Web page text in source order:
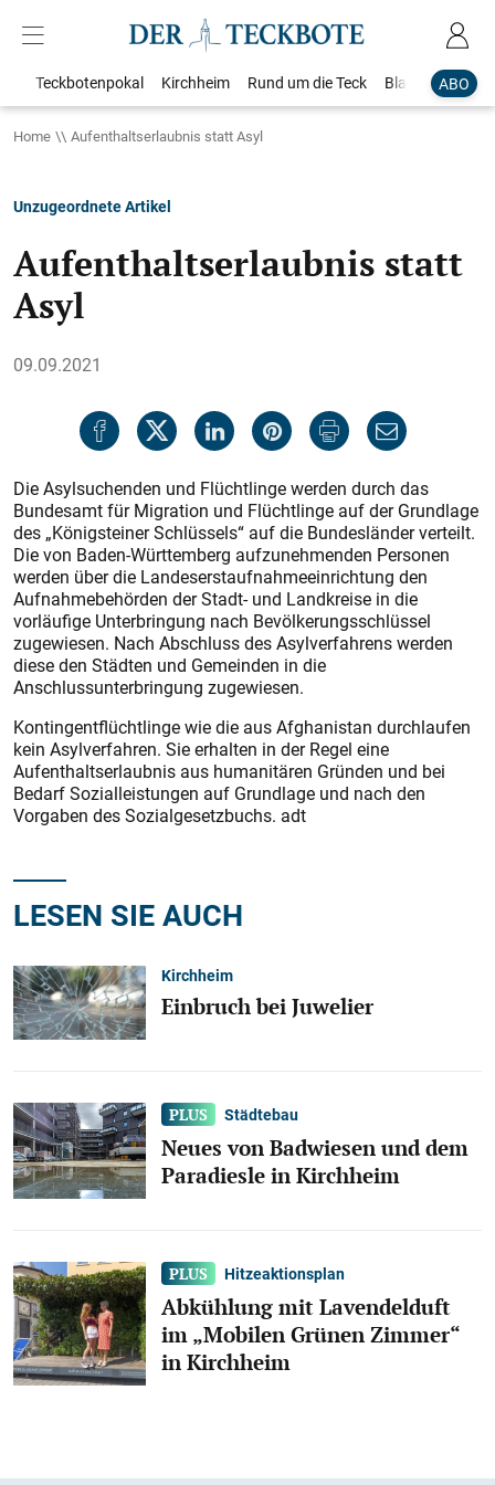
ABO
Teckbotenpokal Kirchheim Rund um die Teck Blaulicht
Home Aufenthaltserlaubnis statt Asyl
Unzugeordnete Artikel
Aufenthaltserlaubnis statt
Asyl
09.09.2021
Die Asylsuchenden und Flüchtlinge werden durch das
Bundesamt für Migration und Flüchtlinge auf der Grundlage
des „Königsteiner Schlüssels“ auf die Bundesländer verteilt.
Die von Baden-Württemberg aufzunehmenden Personen
werden über die Landeserstaufnahmeeinrichtung den
Aufnahmebehörden der Stadt- und Landkreise in die
vorläufige Unterbringung nach Bevölkerungsschlüssel
zugewiesen. Nach Abschluss des Asylverfahrens werden
diese den Städten und Gemeinden in die
Anschlussunterbringung zugewiesen.
Kontingentflüchtlinge wie die aus Afghanistan durchlaufen
kein Asylverfahren. Sie erhalten in der Regel eine
Aufenthaltserlaubnis aus humanitären Gründen und bei
Bedarf Sozialleistungen auf Grundlage und nach den
Vorgaben des Sozialgesetzbuchs. adt
LESEN SIE AUCH
Kirchheim
Einbruch bei Juwelier
Städtebau
Neues von Badwiesen und dem
Paradiesle in Kirchheim
Hitzeaktionsplan
Abkühlung mit Lavendelduft
im „Mobilen Grünen Zimmer“
in Kirchheim